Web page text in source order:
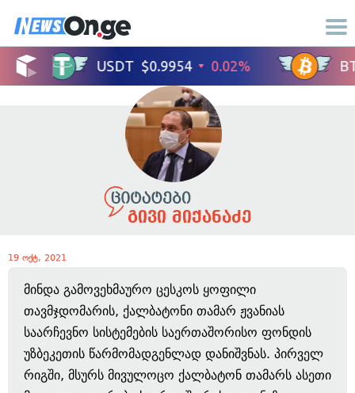
გივი მიქანაძე
19 ოქტ, 2021
მინდა გამოვეხმაურო ცესკოს ყოფილი
თავმჯდომარის, ქალბატონი თამარ ჟვანიას
საარჩევნო სისტემების საერთაშორისო ფონდის
უზბეკეთის წარმომადგენლად დანიშვნას. პირველ
რიგში, მსურს მივულოცო ქალბატონ თამარს ასეთი